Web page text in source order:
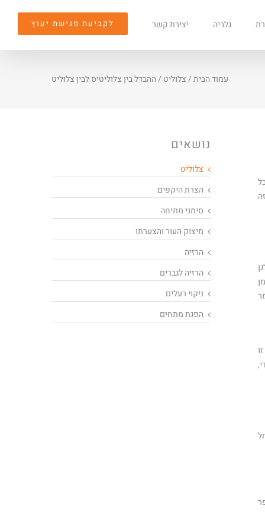
גלריה יצירת קשר לקביעת פגישת יעוץ
עמוד הבית/צלוליט /ההבדל בין צלוליטיס לבין צלוליט
נושאים
צלוליט
הצרת היקפים
סימני מתיחה
מיצוק העור והצערתו
הרזיה
הרזיה לגברים
ניקוי רעלים
הפגת מתחים